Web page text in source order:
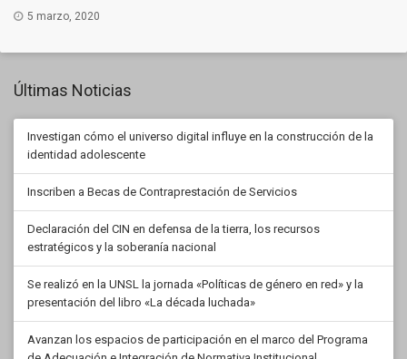
5 marzo, 2020
Últimas Noticias
Investigan cómo el universo digital influye en la construcción de la
identidad adolescente
Inscriben a Becas de Contraprestación de Servicios
Declaración del CIN en defensa de la tierra, los recursos
estratégicos y la soberanía nacional
Se realizó en la UNSL la jornada «Políticas de género en red» y la
presentación del libro «La década luchada»
Avanzan los espacios de participación en el marco del Programa